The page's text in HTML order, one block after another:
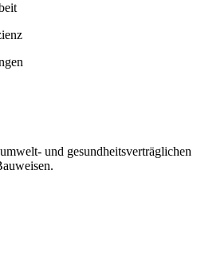
und gesundheitsverträglichen